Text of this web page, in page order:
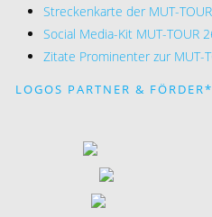
Streckenkarte der MUT-
Social Media-Kit MUT-TOUR
Zitate Prominenter zur MUT-
LOGOS PARTNER &